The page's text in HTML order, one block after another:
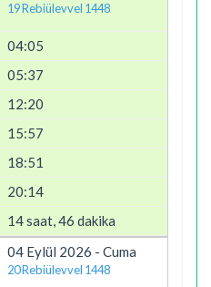
19 Rebiülevvel 1448
04:05
05:37
12:20
15:57
18:51
20:14
14 saat, 46 dakika
04 Eylül 2026 - Cuma
20 Rebiülevvel 1448